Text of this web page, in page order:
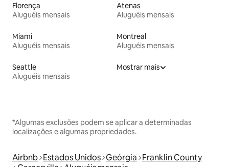
Florença
Aluguéis mensais
Atenas
Aluguéis mensais
Miami
Aluguéis mensais
Montreal
Aluguéis mensais
Seattle
Aluguéis mensais
Mostrar mais
*Algumas exclusões podem se aplicar a determinadas
localizações e algumas propriedades.
Airbnb Estados Unidos Geórgia Franklin County